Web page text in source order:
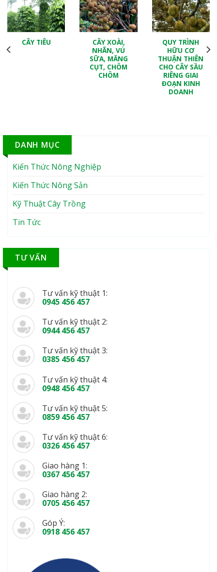
CÂY TIÊU
CÂY XOÀI,
NHÃN, VÚ
SỮA, MĂNG
CỤT, CHÔM
CHÔM
QUY TRÌNH
HỮU CƠ
THUẬN THIÊN
CHO CÂY SẦU
RIÊNG GIAI
ĐOẠN KINH
DOANH
DANH MỤC
Kiến Thức Nông Nghiệp
Kiến Thức Nông Sản
Kỹ Thuật Cây Trồng
Tin Tức
TƯ VẤN
Tư vấn kỹ thuật 1:
0945 456 457
Tư vấn kỹ thuật 2:
0944 456 457
Tư vấn kỹ thuật 3:
0385 456 457
Tư vấn kỹ thuật 4:
0948 456 457
Tư vấn kỹ thuật 5:
0859 456 457
Tư vấn kỹ thuật 6:
0326 456 457
Giao hàng 1:
0367 456 457
Giao hàng 2:
0705 456 457
Góp Ý:
0918 456 457